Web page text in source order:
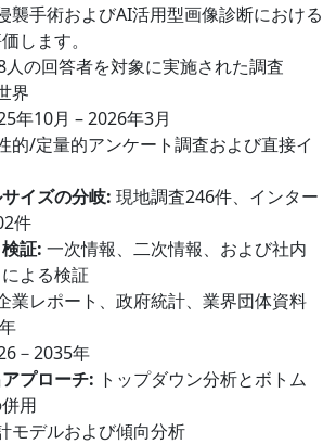
襲手術およびAI活用型画像診断における
します。
人の回答者を対象に実施された調査
界
年10月 – 2026年3月
的/定量的アンケート調査および直接イ
イズの分岐: 現地調査246件、インター
件
証: 一次情報、二次情報、および社内
よる検証
業レポート、政府統計、業界団体資料
－2035年
プローチ: トップダウン分析とボトム
用
モデルおよび傾向分析